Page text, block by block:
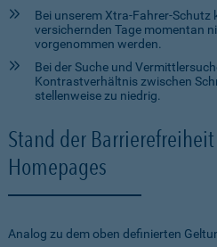
Bei unserem Xtra-Fahrer-Schutz
versichernden Tage momentan
vorgenommen werden.
Bei der Suche und
Kontrastverhältnis zwischen
stellenweise zu niedrig.
Stand der
Homepages
Analog zu dem oben definierten